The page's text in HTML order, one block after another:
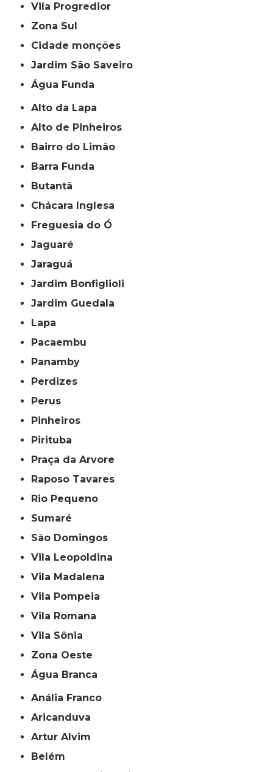
Vila Progredior
Zona Sul
cidade monções
jardim São Saveiro
Água Funda
Alto da Lapa
Alto de Pinheiros
Bairro do Limão
Barra Funda
Butantã
Chácara Inglesa
Freguesia do Ó
Jaguaré
Jaraguá
Jardim Bonfiglioli
Jardim Guedala
Lapa
Pacaembu
Panamby
Perdizes
Perus
Pinheiros
Pirituba
Praça da Arvore
Raposo Tavares
Rio Pequeno
Sumaré
São Domingos
Vila Leopoldina
Vila Madalena
Vila Pompeia
Vila Romana
Vila Sônia
Zona Oeste
Água Branca
Anália Franco
Aricanduva
Artur Alvim
Belém